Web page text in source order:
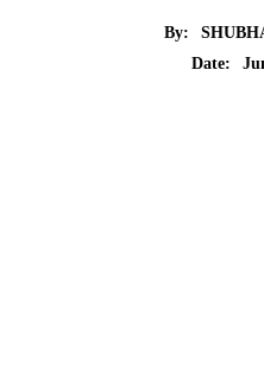
By:
Date: